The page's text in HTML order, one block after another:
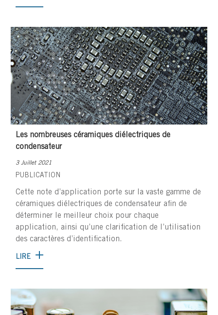
Les nombreuses céramiques diélectriques de
condensateur
3 Juillet 2021
PUBLICATION
Cette note d’application porte sur la vaste gamme de
céramiques diélectriques de condensateur afin de
déterminer le meilleur choix pour chaque
application, ainsi qu’une clarification de l’utilisation
des caractères d’identification.
LIRE